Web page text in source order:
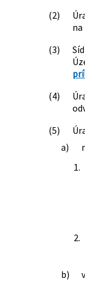
(2)
(3)
(4)
(5)
a)
1.
2.
b)